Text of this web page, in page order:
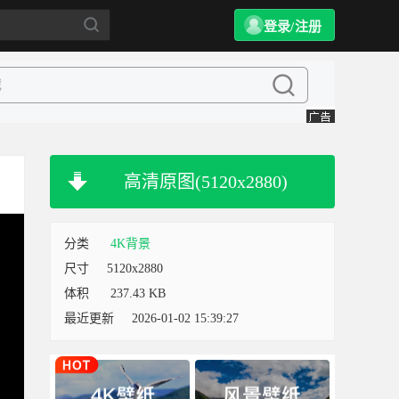
登录/注册
高清原图(5120x2880)
分类
4K背景
尺寸
5120x2880
体积
237.43 KB
最近更新
2026-01-02 15:39:27